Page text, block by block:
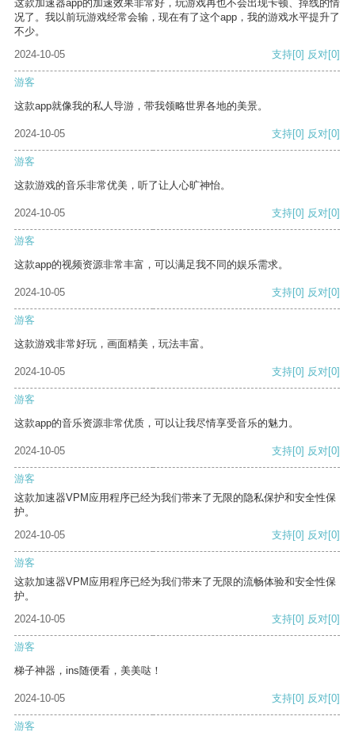
这款加速器app的加速效果非常好，玩游戏再也不会出现卡顿、掉线的情
况了。我以前玩游戏经常会输，现在有了这个app，我的游戏水平提升了
不少。
2024-10-05
支持[0] 反对[0]
游客
这款app就像我的私人导游，带我领略世界各地的美景。
2024-10-05 支持[0] 反对[0]
游客
这款游戏的音乐非常优美，听了让人心旷神怡。
2024-10-05 支持[0] 反对[0]
游客
这款app的视频资源非常丰富，可以满足我不同的娱乐需求。
2024-10-05 支持[0] 反对[0]
游客
这款游戏非常好玩，画面精美，玩法丰富。
2024-10-05 支持[0] 反对[0]
游客
这款app的音乐资源非常优质，可以让我尽情享受音乐的魅力。
2024-10-05 支持[0] 反对[0]
游客
这款加速器VPM应用程序已经为我们带来了无限的隐私保护和安全性保
护。
2024-10-05
支持[0] 反对[0]
游客
这款加速器VPM应用程序已经为我们带来了无限的流畅体验和安全性保
护。
2024-10-05
支持[0] 反对[0]
游客
梯子神器，ins随便看，美美哒！
2024-10-05 支持[0] 反对[0]
游客